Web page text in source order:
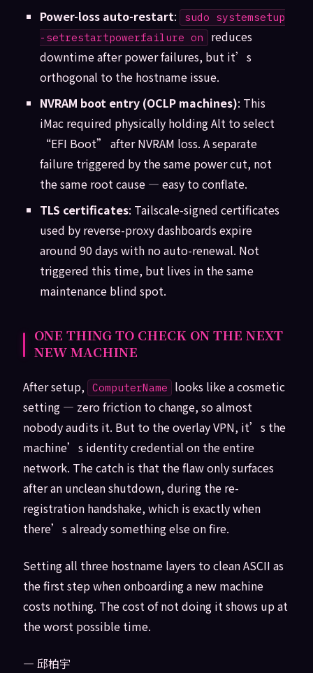
Power-loss auto-restart:
sudo systemsetup
-setrestartpowerfailure on reduces
downtime after power failures, but it’s
orthogonal to the hostname issue.
NVRAM boot entry (OCLP machines): This
iMac required physically holding Alt to select
“EFI Boot” after NVRAM loss. A separate
failure triggered by the same power cut, not
the same root cause — easy to conflate.
TLS certificates: Tailscale-signed certificates
used by reverse-proxy dashboards expire
around 90 days with no auto-renewal. Not
triggered this time, but lives in the same
maintenance blind spot.
ONE THING TO CHECK ON THE NEXT
NEW MACHINE
After setup, ComputerName
looks like a cosmetic
setting — zero friction to change, so almost
nobody audits it. But to the overlay VPN, it’s the
machine’s identity credential on the entire
network. The catch is that the flaw only surfaces
after an unclean shutdown, during the re-
registration handshake, which is exactly when
there’s already something else on fire.
Setting all three hostname layers to clean ASCII as
the first step when onboarding a new machine
costs nothing. The cost of not doing it shows up at
the worst possible time.
— 邱柏宇